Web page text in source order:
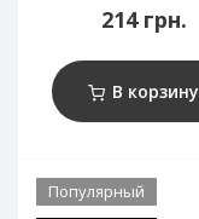
214 грн.
В корзину
Популярный